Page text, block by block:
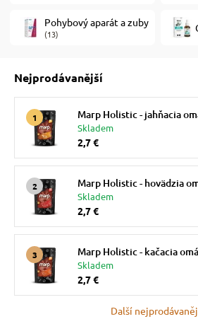
psov
psov
vitamíny
Pohybový aparát a zuby
(13)
Nejprodávanější
Marp Holistic - jahňacia
Skladem
2,7 €
Marp Holistic - hovädzia
Skladem
2,7 €
Marp Holistic - kačacia
Skladem
2,7 €
Další